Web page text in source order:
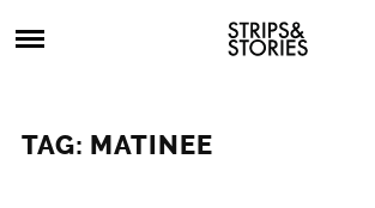
to
Strips
&
Stories
Comics,
TAG: MATINEE